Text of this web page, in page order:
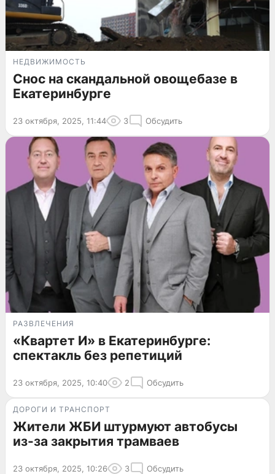
НЕДВИЖИМОСТЬ
Снос на скандальной овощебазе в
Екатеринбурге
23 октября, 2025, 11:44 3 Обсудить
РАЗВЛЕЧЕНИЯ
«Квартет И» в Екатеринбурге:
спектакль без репетиций
23 октября, 2025, 10:40 2 Обсудить
ДОРОГИ И ТРАНСПОРТ
Жители ЖБИ штурмуют автобусы
из-за закрытия трамваев
23 октября, 2025, 10:26 3 Обсудить